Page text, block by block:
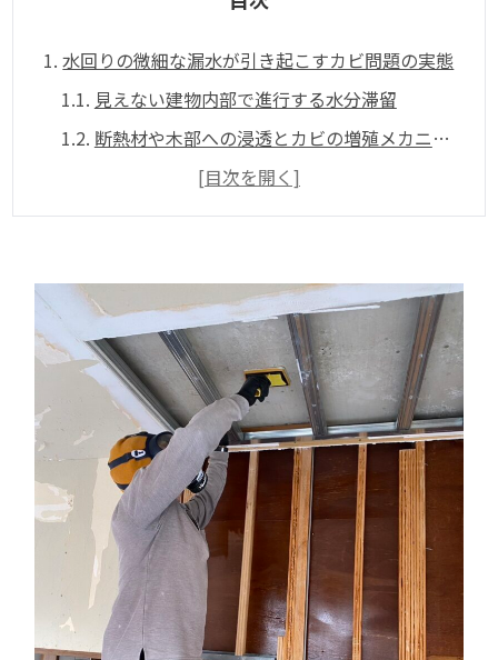
1.水回りの微細な漏水が引き起こすカビ問題の実態
1.1. 見えない建物内部で進行する水分滞留
1.2. 断熱材や木部への浸透とカビの増殖メカニズム
エアコン漏水から壁カビが発生する具体的な仕組み
2.1.ドレンホースの詰まりと本体からの逆流
3.洗濯機や蛇口まわりのトラブルがもたらす床下被害
給排水の接続不良と少量の水分の滞留
3.2.床材の裏側や壁裏に潜む見落としがちなリスク
4.
カビが住まいと家族に及ぼす深刻な二次被害
4.1.
アレルギーや呼吸器系疾患などの健康リスク
4.2.木材の腐朽と住まいの資産価値低下
5.表面的なカビ取りが何度も再発を繰り返す理由
5.1.市販漂白剤や拭き取り掃除が持つ物理的限界
5.2.建材内部に残るカビの生命線「菌糸」の脅威
6.
科学的根拠に基づくカビ対策：含水率測定と真菌検査の価値
[目次を開く]